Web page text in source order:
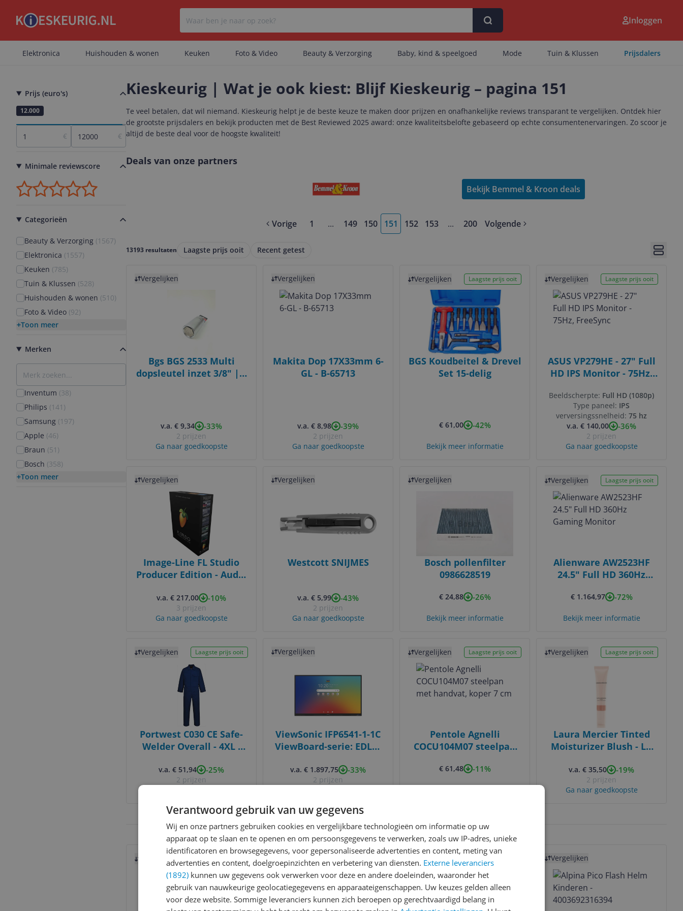
Er zijn geen categorieën gevonden.
Er zijn geen producten gevonden.
Inloggen
Elektronica Huishouden & wonen Keuken Foto & Video Beauty & Verzorging Baby, kind & speelgoed Mode Tuin & Klussen Prijsdalers
Prijs (euro's)
112.000
€ €
Minimale reviewscore
Categorieën
Beauty & Verzorging (1567)
Elektronica (1557)
Keuken (785)
Tuin & Klussen (528)
Huishouden & wonen (510)
Foto & Video (92)
Toon meer
Merken
Inventum (38)
Philips (141 )
Samsung (197)
Apple (46)
Braun (51 )
Bosch (358)
Toon meer
Kieskeurig | Wat je ook kiest: Blijf Kieskeurig – pagina 151
Te veel betalen, dat wil niemand. Kieskeurig helpt je de beste keuze te maken door prijzen en onafhankelijke reviews transparant te vergelijken. Ontdek hier
de grootste prijsdalers en bekijk producten met de Best Reviewed 2025 award: onze kwaliteitsbelofte gebaseerd op echte consumentenervaringen. Zo scoor je
altijd de beste deal voor de hoogste kwaliteit!
Deals van onze partners
Bekijk Bemmel & Kroon deals
Vorige 1 ...More pages
149 150 151 152 153 ...More pages
200 Volgende
13193 resultaten Laagste prijs ooit Recent getest
Vergelijken
Bgs BGS 2533 Multi
dopsleutel inzet 3/8" | 9
v.a. € 9,34 -33%
2 prijzen
Ga naar goedkoopste
Vergelijken
Makita Dop 17X33mm 6-
GL - B-65713
v.a. € 8,98 -39%
2 prijzen
Ga naar goedkoopste
Vergelijken Laagste prijs ooit
BGS Koudbeitel & Drevel
Set 15-delig
€ 61,00 -42%
Bekijk meer informatie
Vergelijken Laagste prijs ooit
ASUS VP279HE - 27" Full
HD IPS Monitor - 75Hz,
Beeldscherpte: Full HD (1080p)
Type paneel: IPS
verversingssnelheid: 75 hz
v.a. € 140,00
-36%
2 prijzen
Ga naar goedkoopste
Vergelijken
Image-Line FL Studio
Producer Edition - Audio
Windows & Mac
v.a. € 217,00 -10%
3 prijzen
Ga naar goedkoopste
Vergelijken
Westcott SNIJMES
v.a. € 5,99 -43%
2 prijzen
Ga naar goedkoopste
Vergelijken
Bosch pollenfilter
0986628519
€ 24,88 -26%
Bekijk meer informatie
Vergelijken Laagste prijs ooit
Alienware AW2523HF
24.5" Full HD 360Hz
€ 1.164,97 -72%
Bekijk meer informatie
Vergelijken Laagste prijs ooit
Portwest C030 CE Safe-
Welder Overall - 4XL -
v.a. € 51,94 -25%
2 prijzen
Vergelijken
ViewSonic IFP6541-1-1C
ViewBoard-serie: EDLA-
scherm met
bewegingssensor en een
microfoons
v.a. € 1.897,75 -33%
2 prijzen
Vergelijken Laagste prijs ooit
Pentole Agnelli
COCU104M07 steelpan
cm
€ 61,48 -11%
Vergelijken Laagste prijs ooit
Laura Mercier Tinted
Moisturizer Blush - LA
v.a. € 35,50 -19%
2 prijzen
Ga naar goedkoopste
Gecontroleerde reviews Betrouwbare webshops Heldere prijzen
Vergelijken Laagste prijs ooit
Bekijk product
Vergelijken
Bekijk product
Vergelijken Laagste prijs ooit
Bekijk product
Vergelijken
Verantwoord gebruik van uw gegevens
Wij en onze partners gebruiken cookies en vergelijkbare technologieën om informatie op uw
apparaat op te slaan en te openen en om persoonsgegevens te verwerken, zoals uw IP-adres, unieke
identificatoren en browsegegevens, voor gepersonaliseerde advertenties en content, meting van
advertenties en content, doelgroepinzichten en verbetering van diensten. Externe leveranciers
(1892) kunnen uw gegevens ook verwerken voor deze en andere doeleinden, waaronder het
gebruik van nauwkeurige geolocatiegegevens en apparaateigenschappen. Uw keuzes gelden alleen
voor deze website. Sommige leveranciers kunnen zich beroepen op gerechtvaardigd belang in